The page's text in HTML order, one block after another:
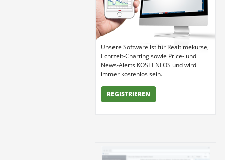
Unsere Software ist für Realtimekurse,
Echtzeit-Charting sowie Price- und
News-Alerts KOSTENLOS und wird
immer kostenlos sein.
REGISTRIEREN